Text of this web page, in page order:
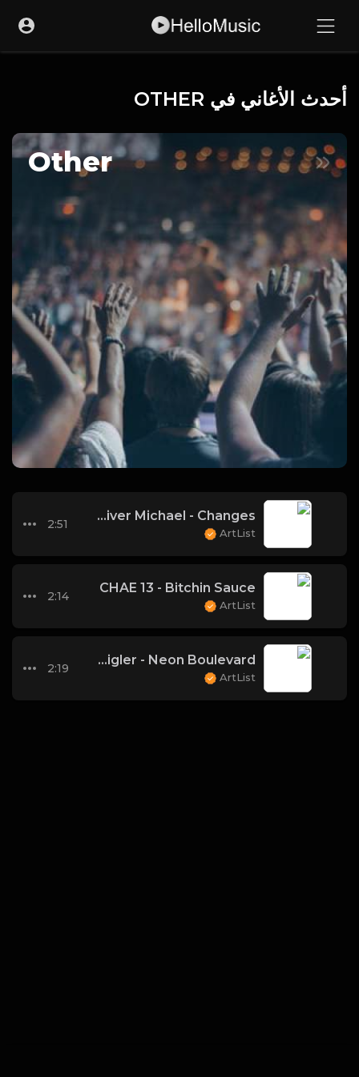
أحدث الأغاني في OTHER
Other
Oliver Michael - Changes
ArtList
2:51
CHAE 13 - Bitchin Sauce
ArtList
2:14
Roie Shpigler - Neon Boulevard
ArtList
2:19